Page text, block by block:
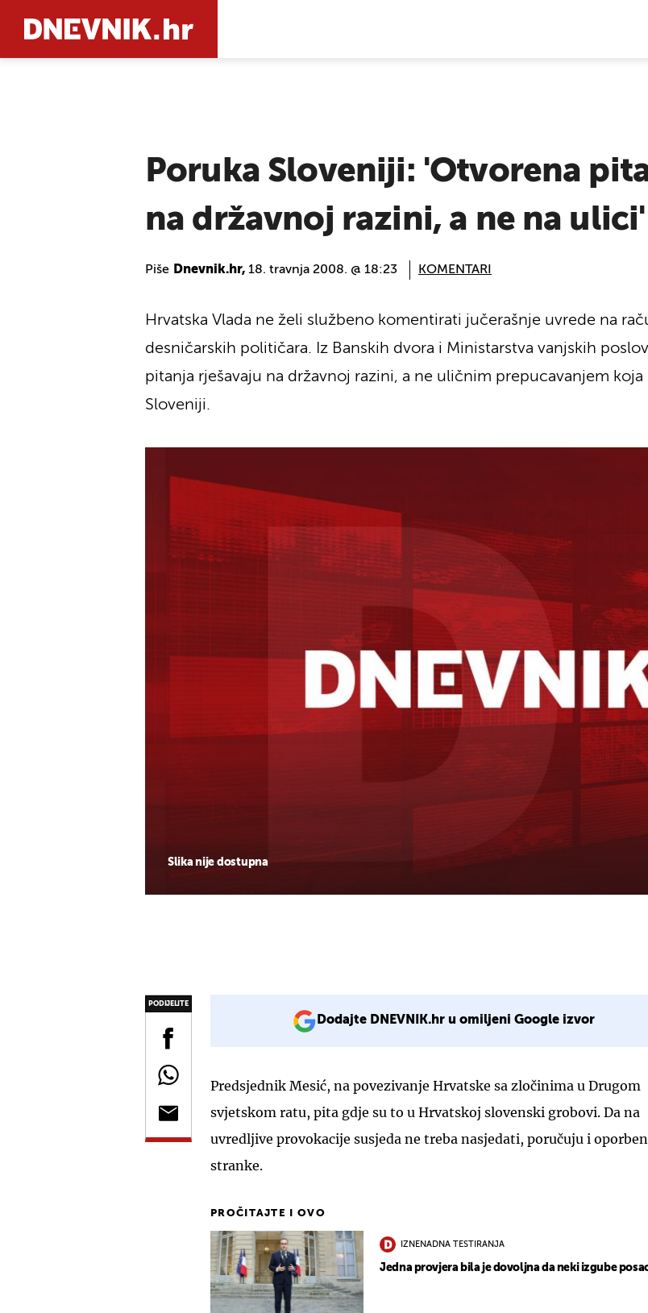
Poruka Sloveniji: 'Otvorena
na državnoj razini, a ne na ulici'
Piše Dnevnik.hr, 18. travnja 2008. @ 18:23 KOMENTARI
Slika nije dostupna
Hrvatska Vlada ne želi službeno komentirati jučerašnje uvrede na
desničarskih političara. Iz Banskih dvora i Ministarstva vanjskih
pitanja rješavaju na državnoj razini, a ne uličnim prepucavanjem
Sloveniji.
PODIJELITE
Dodajte DNEVNIK.hr u omiljeni Google izvor
Predsjednik Mesić, na povezivanje Hrvatske sa zločinima u Drugom
svjetskom ratu, pita gdje su to u Hrvatskoj slovenski grobovi. Da na
uvredljive provokacije susjeda ne treba nasjedati, poručuju i
stranke.
PROČITAJTE I OVO
IZNENADNA TESTIRANJA
Jedna provjera bila je dovoljna da neki izgube